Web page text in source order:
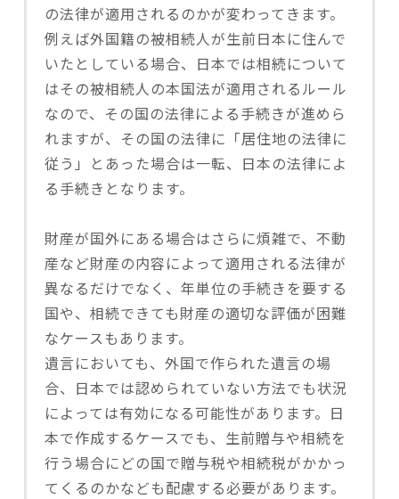
の法律が適用されるのかが変わってきます。
例えば外国籍の被相続人が生前日本に住んで
いたとしている場合、日本では相続について
はその被相続人の本国法が適用されるルール
なので、その国の法律による手続きが進めら
れますが、その国の法律に「居住地の法律に
従う」とあった場合は一転、日本の法律によ
る手続きとなります。
財産が国外にある場合はさらに煩雑で、不動
産など財産の内容によって適用される法律が
異なるだけでなく、年単位の手続きを要する
国や、相続できても財産の適切な評価が困難
なケースもあります。
遺言においても、外国で作られた遺言の場
合、日本では認められていない方法でも状況
によっては有効になる可能性があります。日
本で作成するケースでも、生前贈与や相続を
行う場合にどの国で贈与税や相続税がかかっ
てくるのかなども配慮する必要があります。